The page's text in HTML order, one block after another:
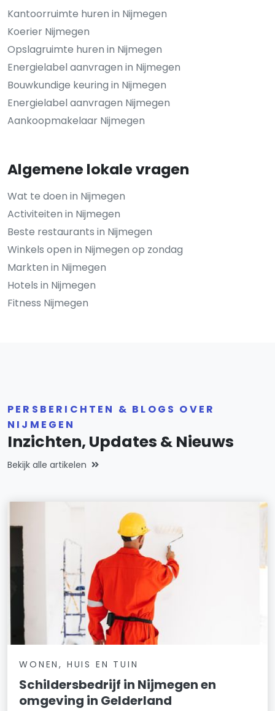
Kantoorruimte huren in Nijmegen
Koerier Nijmegen
Opslagruimte huren in Nijmegen
Energielabel aanvragen in Nijmegen
Bouwkundige keuring in Nijmegen
Energielabel aanvragen Nijmegen
Aankoopmakelaar Nijmegen
Algemene lokale vragen
Wat te doen in Nijmegen
Activiteiten in Nijmegen
Beste restaurants in Nijmegen
Winkels open in Nijmegen op zondag
Markten in Nijmegen
Hotels in Nijmegen
Fitness Nijmegen
PERSBERICHTEN & BLOGS OVER
NIJMEGEN
Inzichten, Updates & Nieuws
Bekijk alle artikelen
WONEN, HUIS EN TUIN
Schildersbedrijf in Nijmegen en
omgeving in Gelderland